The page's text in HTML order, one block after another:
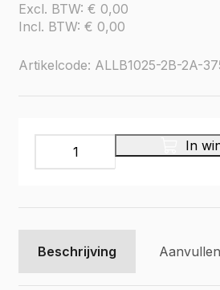
Excl. BTW: € 0,00
Incl. BTW: € 0,00
Artikelcode: ALLB1025-2B-2A-
Aluminium
ladekast
375
aantal
In
Beschrijving